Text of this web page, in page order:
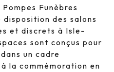
Funèbres
des salons
et discrets à Isle-
sont conçus pour
un cadre
la commémoration en